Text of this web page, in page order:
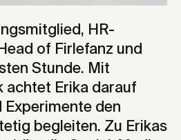
HR-
of Firlefanz und
Stunde. Mit
achtet Erika darauf
Experimente den
begleiten. Zu Erikas